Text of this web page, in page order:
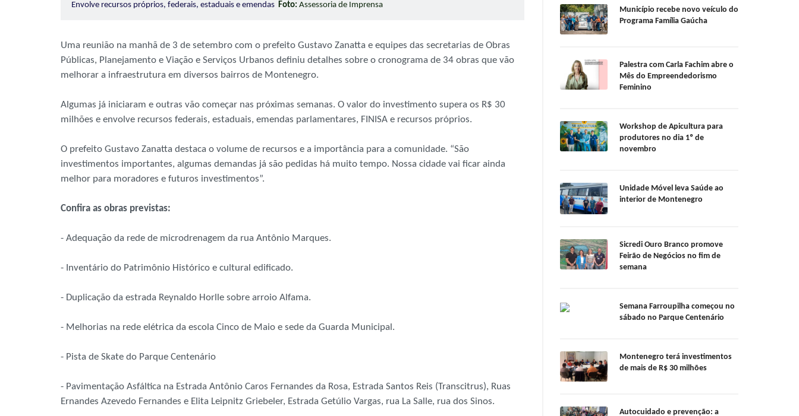
Envolve recursos próprios, federais, estaduais e emendas Foto: Assessoria de Imprensa
Uma reunião na manhã de 3 de setembro com o prefeito Gustavo Zanatta e equipes das secretarias de Obras
Públicas, Planejamento e Viação e Serviços Urbanos definiu detalhes sobre o cronograma de 34 obras que vão
melhorar a infraestrutura em diversos bairros de Montenegro.
Algumas já iniciaram e outras vão começar nas próximas semanas. O valor do investimento supera os R$ 30
milhões e envolve recursos federais, estaduais, emendas parlamentares, FINISA e recursos próprios.
O prefeito Gustavo Zanatta destaca o volume de recursos e a importância para a comunidade. “São
investimentos importantes, algumas demandas já são pedidas há muito tempo. Nossa cidade vai ficar ainda
melhor para moradores e futuros investimentos”.
Confira as obras previstas:
- Adequação da rede de microdrenagem da rua Antônio Marques.
- Inventário do Patrimônio Histórico e cultural edificado.
- Duplicação da estrada Reynaldo Horlle sobre arroio Alfama.
- Melhorias na rede elétrica da escola Cinco de Maio e sede da Guarda Municipal.
- Pista de Skate do Parque Centenário
- Pavimentação Asfáltica na Estrada Antônio Caros Fernandes da Rosa, Estrada Santos Reis (Transcitrus), Ruas
Ernandes Azevedo Fernandes e Elita Leipnitz Griebeler, Estrada Getúlio Vargas, rua La Salle, rua dos Sinos.
Município recebe novo veículo do
Programa Família Gaúcha
Palestra com Carla Fachim abre o
Mês do Empreendedorismo
Feminino
Workshop de Apicultura para
produtores no dia 1º de
novembro
Unidade Móvel leva Saúde ao
interior de Montenegro
Sicredi Ouro Branco promove
Feirão de Negócios no fim de
semana
Semana Farroupilha começou no
sábado no Parque Centenário
Montenegro terá investimentos
de mais de R$ 30 milhões
Autocuidado e prevenção: a